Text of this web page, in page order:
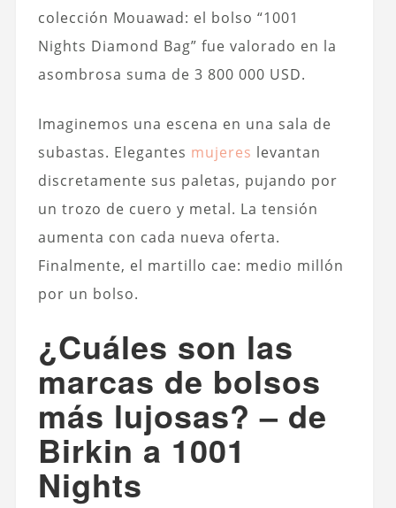
colección Mouawad: el bolso “1001
Nights Diamond Bag” fue valorado en la
asombrosa suma de 3 800 000 USD.
Imaginemos una escena en una sala de
subastas. Elegantes mujeres levantan
discretamente sus paletas, pujando por
un trozo de cuero y metal. La tensión
aumenta con cada nueva oferta.
Finalmente, el martillo cae: medio millón
por un bolso.
¿Cuáles son las
marcas de bolsos
más lujosas? – de
Birkin a 1001
Nights